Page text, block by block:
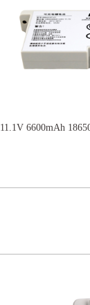
11.1V 6600mAh